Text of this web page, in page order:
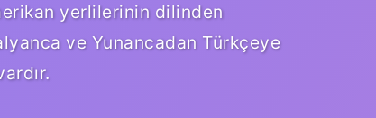
yerlilerinin dilinden
ve Yunancadan Türkçeye